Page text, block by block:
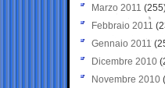
Marzo 2011
Febbraio 2011
Gennaio 2011
Dicembre 2010
Novembre 2010